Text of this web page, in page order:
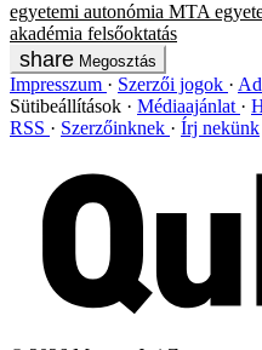
egyetemi autonómia MTA
akadémia felsőoktatás
Megosztás
Impresszum Szerzői jogok
Sütibeállítások
Médiaajánlat
RSS
Szerzőinknek Írj nekünk